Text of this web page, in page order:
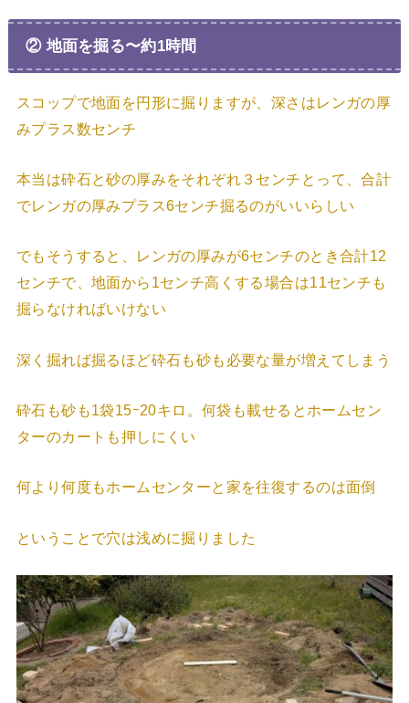
② 地面を掘る〜約1時間
スコップで地面を円形に掘りますが、深さはレンガの厚
みプラス数センチ
本当は砕石と砂の厚みをそれぞれ３センチとって、合計
でレンガの厚みプラス6センチ掘るのがいいらしい
でもそうすると、レンガの厚みが6センチのとき合計12
センチで、地面から1センチ高くする場合は11センチも
掘らなければいけない
深く掘れば掘るほど砕石も砂も必要な量が増えてしまう
砕石も砂も1袋15ｰ20キロ。何袋も載せるとホームセン
ターのカートも押しにくい
何より何度もホームセンターと家を往復するのは面倒
ということで穴は浅めに掘りました